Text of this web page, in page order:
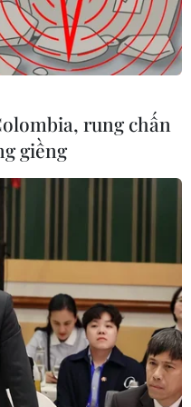
sắm tại sự kiện “Hà Nội đêm
2023 ở BigC. (Ảnh: Phương
không ngủ-
2023, trong 2 ngày
rung chấn
giềng